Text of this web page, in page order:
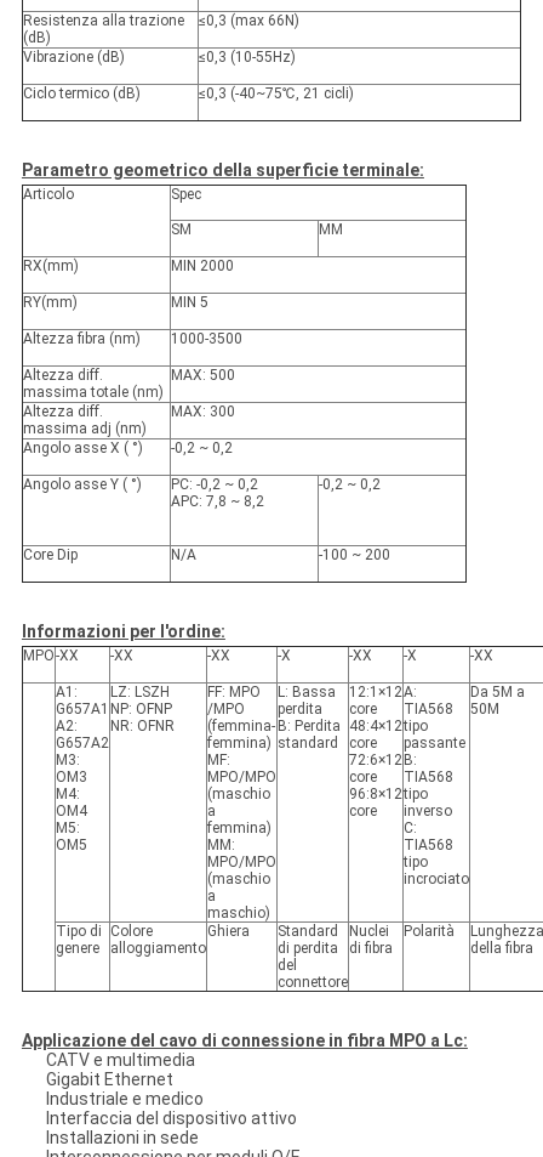
Resistenza alla trazione
(dB)
≤0,3 (max 66N)
Vibrazione (dB) ≤0,3 (10-55Hz)
Ciclo termico (dB) ≤0,3 (-40~75℃, 21 cicli)
Parametro geometrico della superficie terminale:
Articolo Spec
SM MM
RX(mm) MIN 2000
RY(mm) MIN 5
Altezza fibra (nm) 1000-3500
Altezza diff.
massima totale (nm)
MAX: 500
Altezza diff.
massima adj (nm)
MAX: 300
Angolo asse X ( °) -0,2 ~ 0,2
Angolo asse Y ( °)
PC: -0,2 ~ 0,2
APC: 7,8 ~ 8,2
-0,2 ~ 0,2
Core Dip N/A -100 ~ 200
Informazioni per l'ordine:
MPO-XX -XX -XX -X -XX -X -XX
A1:
G657A1
A2:
G657A2
M3:
OM3
M4:
OM4
M5:
OM5
LZ: LSZH
NP: OFNP
NR: OFNR
FF: MPO
/MPO
(femmina-
femmina)
MF:
MPO/MPO
(maschio
a
femmina)
MM:
MPO/MPO
(maschio
a
maschio)
L: Bassa
perdita
B: Perdita
standard
12:1×12
core
48:4×12
core
72:6×12
core
96:8×12
core
A:
TIA568
tipo
passante
B:
TIA568
tipo
inverso
C:
TIA568
tipo
incrociato
Da 5M a
50M
Tipo di
genere
Colore
alloggiamento
Ghiera
Standard
di perdita
del
connettore
Nuclei
di fibra
Polarità
Lunghezza
della fibra
Applicazione del cavo di connessione in fibra MPO a Lc:
CATV e multimedia
Gigabit Ethernet
Industriale e medico
Interfaccia del dispositivo attivo
Installazioni in sede